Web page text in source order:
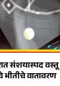
संशयास्पद
वातावरण